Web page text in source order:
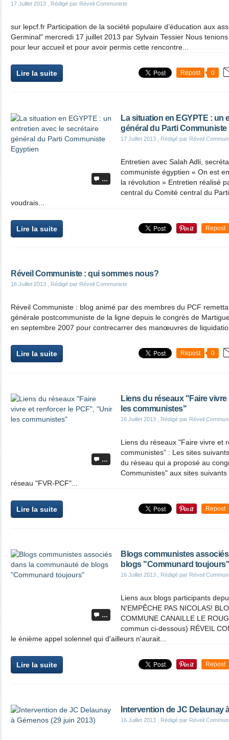
17 Juillet 2013 , Rédigé par Réveil Communiste
sur lepcf.fr Participation de la société populaire d’éducation aux
Germinal" mercredi 17 juillet 2013 par Sylvain Tessier Nous
pour leur accueil et pour avoir permis cette rencontre...
Lire la suite Repost 0
…
La situation en EGYPTE : un
général du Parti
17 Juillet 2013 , Rédigé par Réveil
Entretien avec Salah Adli,
communiste égyptien « On est
la révolution » Entretien réalisé
central du Comité central du
voudrais...
Lire la suite Repost
Réveil Communiste : qui sommes nous?
16 Juillet 2013 , Rédigé par Réveil Communiste
Réveil Communiste : blog animé par des membres du PCF
générale postcommuniste de la ligne depuis le congrès de
en septembre 2007 pour contrecarrer des manœuvres de
Lire la suite Repost 0
…
Liens du réseaux "Faire
les communistes"
16 Juillet 2013 , Rédigé par Réveil
Liens du réseaux "Faire vivre et
communistes" : Les sites
du réseau qui a proposé au
Communistes" aux sites
réseau "FVR-PCF"...
Lire la suite Repost
…
Blogs communistes
blogs "Communard toujours"
16 Juillet 2013 , Rédigé par Réveil
Liens aux blogs participants
N'EMPÊCHE PAS NICOLAS!
COMMUNE CANAILLE LE
commun ci-dessous) RÉVEIL
le énième appel solennel qui d'ailleurs n'aurait...
Lire la suite Repost
Intervention de JC Delaunay
16 Juillet 2013 , Rédigé par Réveil